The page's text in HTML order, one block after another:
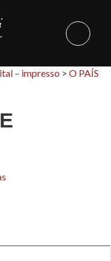
– impresso > O PAÍS